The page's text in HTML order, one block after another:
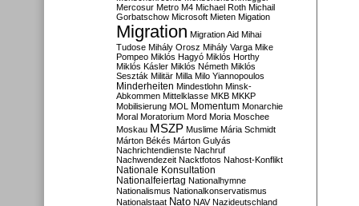
Mercosur Metro M4 Michael Roth Michail
Gorbatschow Microsoft Mieten Migation
Migration Migration Aid Mihai
Tudose Mihály Orosz Mihály Varga Mike
Pompeo Miklós Hagyó Miklós Horthy
Miklós Kásler Miklós Németh Miklós
Seszták Militär Milla Milo Yiannopoulos
Minderheiten Mindestlohn Minsk-
Abkommen Mittelklasse MKB MKKP
Mobilisierung MOL Momentum Monarchie
Moral Moratorium Mord Moria Moschee
Moskau MSZP Muslime Mária Schmidt
Márton Békés Márton Gulyás
Nachrichtendienste Nachruf
Nachwendezeit Nacktfotos Nahost-Konflikt
Nationale Konsultation
Nationalfeiertag Nationalhymne
Nationalismus Nationalkonservatismus
Nationalstaat Nato NAV Nazideutschland